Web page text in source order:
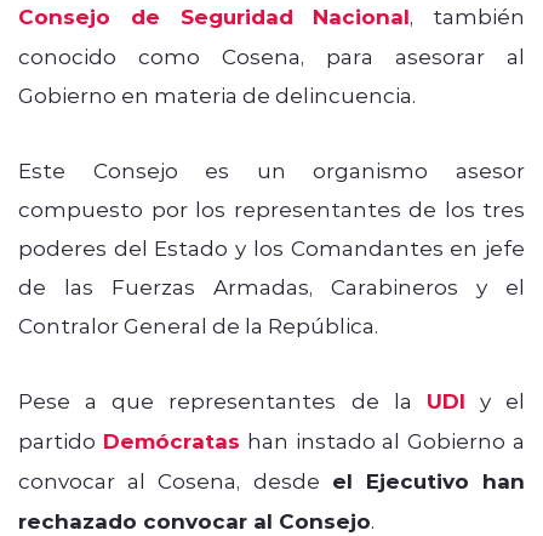
Consejo de Seguridad Nacional, también
conocido como Cosena, para asesorar al
Gobierno en materia de delincuencia.
Este Consejo es un organismo asesor
compuesto por los representantes de los tres
poderes del Estado y los Comandantes en jefe
de las Fuerzas Armadas, Carabineros y el
Contralor General de la República.
Pese a que representantes de la UDI y el
partido Demócratas han instado al Gobierno a
convocar al Cosena, desde el Ejecutivo han
rechazado convocar al Consejo.